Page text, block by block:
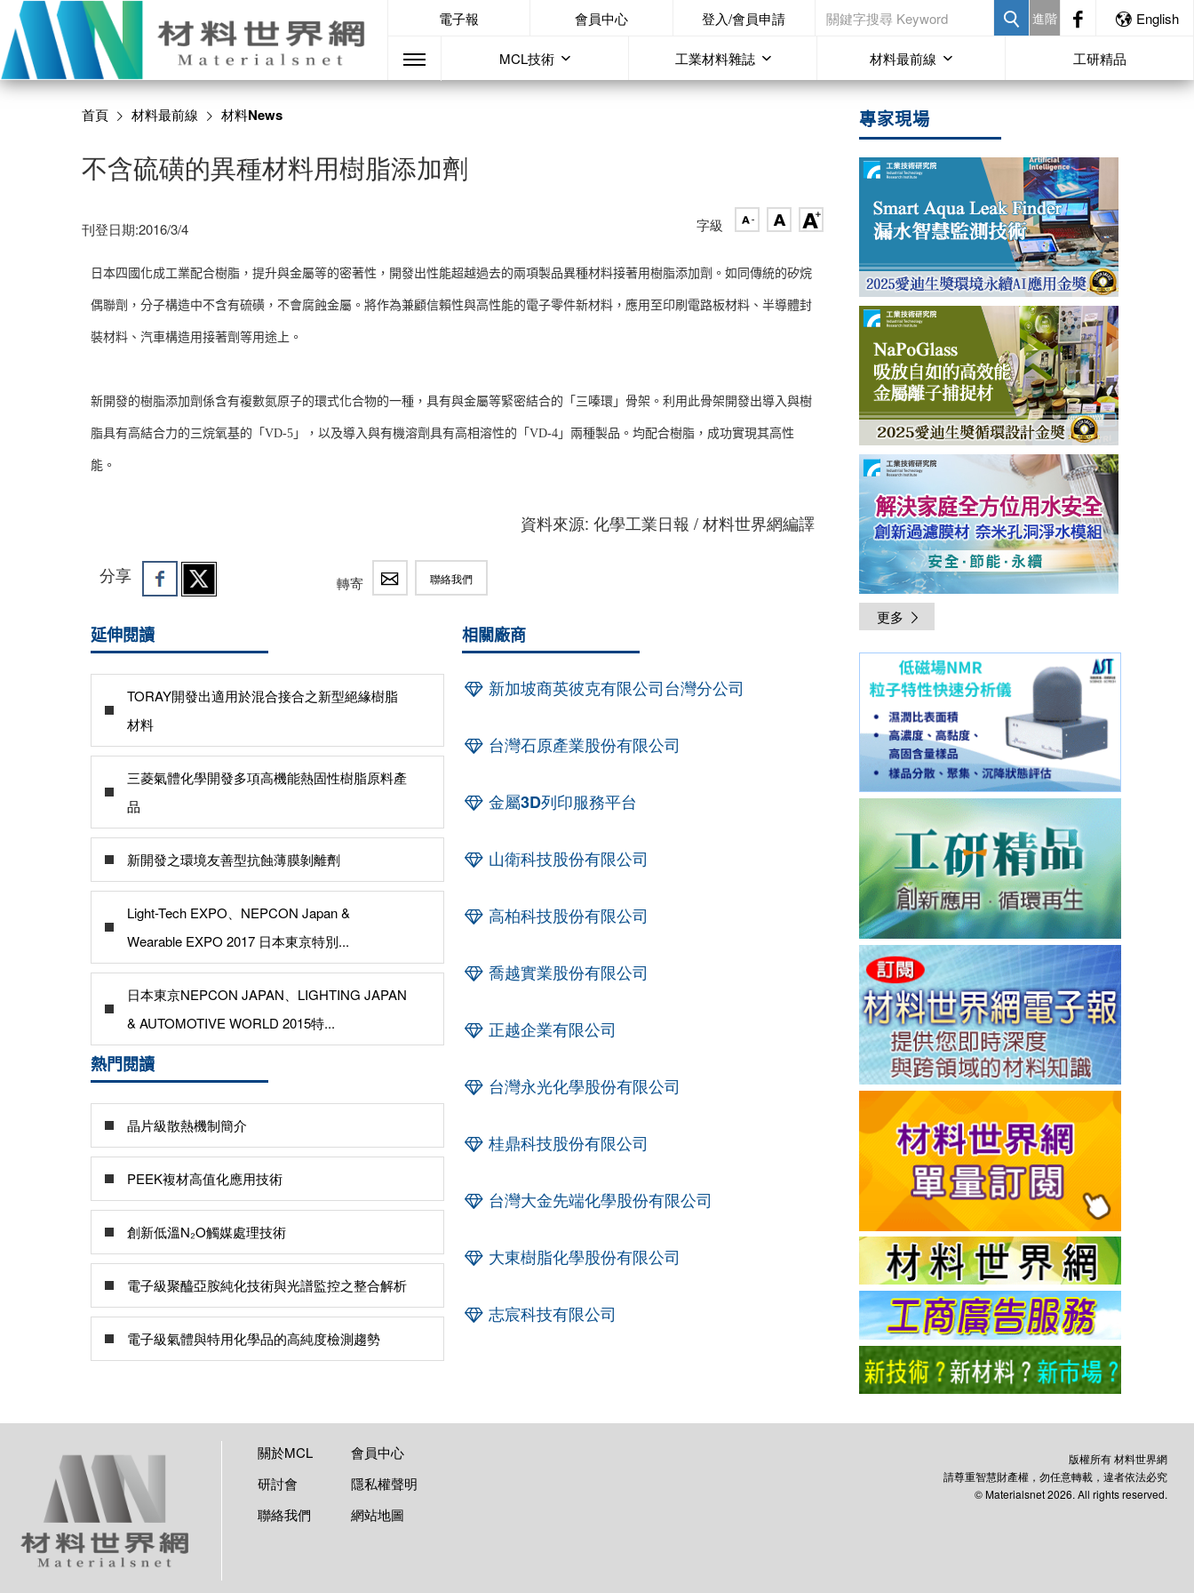
電子報 會員中心 登入/會員申請 進階 English
MCL技術 工業材料雜誌 材料最前線 工研精品
首頁 材料最前線 材料News
不含硫磺的異種材料用樹脂添加劑
刊登日期:2016/3/4 字級
日本四國化成工業配合樹脂，提升與金屬等的密著性，開發出性能超越過去的兩項製品異種材料接著用樹脂添加劑。如同傳統的矽烷
偶聯劑，分子構造中不含有硫磺，不會腐蝕金屬。將作為兼顧信賴性與高性能的電子零件新材料，應用至印刷電路板材料、半導體封
裝材料、汽車構造用接著劑等用途上。
新開發的樹脂添加劑係含有複數氮原子的環式化合物的一種，具有與金屬等緊密結合的「三嗪環」骨架。利用此骨架開發出導入與樹
脂具有高結合力的三烷氧基的「VD-5」，以及導入與有機溶劑具有高相溶性的「VD-4」兩種製品。均配合樹脂，成功實現其高性
能。
資料來源: 化學工業日報 / 材料世界網編譯
分享 轉寄 聯絡我們
延伸閱讀
TORAY開發出適用於混合接合之新型絕緣樹脂
材料
三菱氣體化學開發多項高機能熱固性樹脂原料產
品
新開發之環境友善型抗蝕薄膜剝離劑
Light-Tech EXPO、NEPCON Japan &
Wearable EXPO 2017 日本東京特別...
日本東京NEPCON JAPAN、LIGHTING JAPAN
& AUTOMOTIVE WORLD 2015特...
熱門閱讀
晶片級散熱機制簡介
PEEK複材高值化應用技術
創新低溫N₂O觸媒處理技術
電子級聚醯亞胺純化技術與光譜監控之整合解析
電子級氣體與特用化學品的高純度檢測趨勢
相關廠商
新加坡商英彼克有限公司台灣分公司
台灣石原產業股份有限公司
金屬3D列印服務平台
山衛科技股份有限公司
高柏科技股份有限公司
喬越實業股份有限公司
正越企業有限公司
台灣永光化學股份有限公司
桂鼎科技股份有限公司
台灣大金先端化學股份有限公司
大東樹脂化學股份有限公司
志宸科技有限公司
專家現場
更多
關於MCL
會員中心
研討會
隱私權聲明
聯絡我們
網站地圖
版權所有 材料世界網
請尊重智慧財產權，勿任意轉載，違者依法必究
© Materialsnet 2026. All rights reserved.